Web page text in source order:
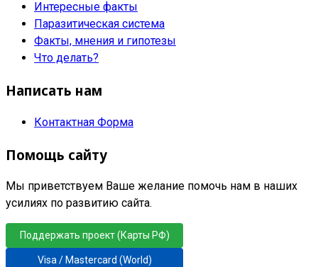
Интересные факты
Паразитическая система
Факты, мнения и гипотезы
Что делать?
Написать нам
Контактная Форма
Помощь сайту
Мы приветствуем Ваше желание помочь нам в наших
усилиях по развитию сайта.
Поддержать проект (Карты РФ)
Visa / Mastercard (World)